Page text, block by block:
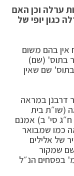
ערלה וכן האם
כגון יופי של
אין בהם משום
בתוס' (שם)
שם שאין
דרבנן במראה
(שו״ת בית
ח״ג סי' ב) אמנם
כמו שמבואר
של אלילים
שם שמקור
בפסחים הנ״ל